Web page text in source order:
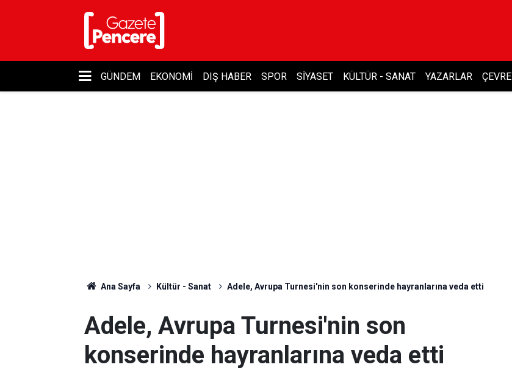
GÜNDEM EKONOMI DIŞ HABER SPOR SIYASET KÜLTÜR - SANAT YAZARLAR ÇEVRE
Ana Sayfa Kültür - Sanat Adele, Avrupa Turnesi'nin son konserinde hayranlarına veda etti
Adele, Avrupa Turnesi'nin son
konserinde hayranlarına veda etti